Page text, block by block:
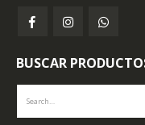
BUSCAR